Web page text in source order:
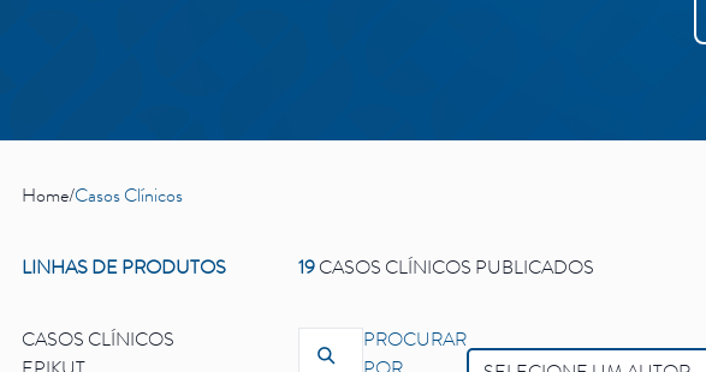
Home/Casos Clínicos
LINHAS DE PRODUTOS
CASOS CLÍNICOS
19 CASOS CLÍNICOS PUBLICADOS
PROCURAR